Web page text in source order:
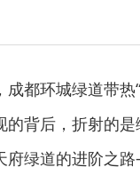
成都环城绿道带
的背后，折射的
府绿道的进阶之